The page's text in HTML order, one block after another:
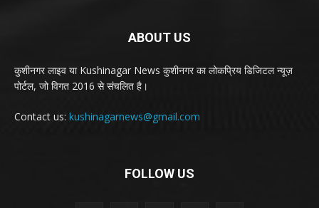
ABOUT US
कुशीनगर लाइव या Kushinagar News कुशीनगर का लोकप्रिय डिजिटल न्यूज़
पोर्टल, जो विगत 2016 से संचलित है।
Contact us: kushinagarnews@gmail.com
FOLLOW US